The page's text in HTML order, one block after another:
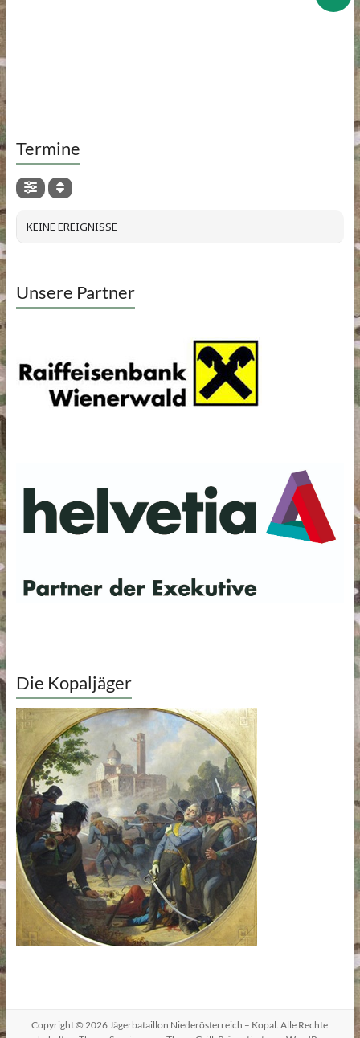
Termine
KEINE EREIGNISSE
Unsere Partner
Die Kopaljäger
Copyright © 2026 Jägerbataillon Niederösterreich – Kopal . Alle Rechte